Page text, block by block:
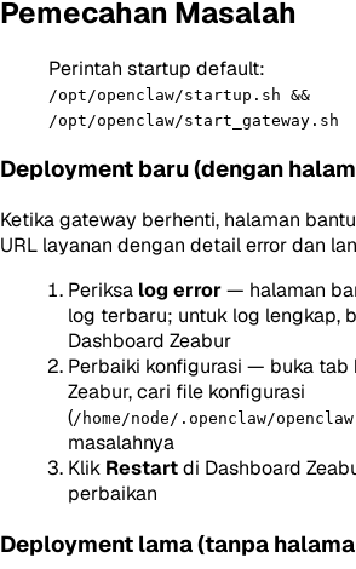
Pemecahan Masalah
Perintah startup default:
/opt/openclaw/startup.sh &&
/opt/openclaw/start_gateway.sh
Deployment baru (dengan
Ketika gateway berhenti, halaman
URL layanan dengan detail error dan
Periksa log error— halaman
log terbaru; untuk log lengkap,
Dashboard Zeabur
Perbaiki konfigurasi — buka tab
Zeabur, cari file konfigurasi
(/home/node/.openclaw/
masalahnya
Klik Restartdi Dashboard
perbaikan
Deployment lama (tanpa